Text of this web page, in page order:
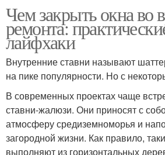
Чем закрыть окна во
ремонта:
лайфхаки
Внутренние ставни называют
на пике популярности. Но с
В современных проектах чаще
ставни-жалюзи. Они приносят с
атмосферу средиземноморья и
загородной жизни. Как правило,
выполняют из горизонтальных